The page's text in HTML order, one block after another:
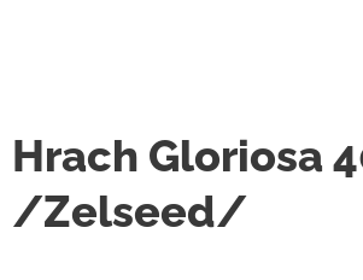
Hrach Gloriosa
/Zelseed/